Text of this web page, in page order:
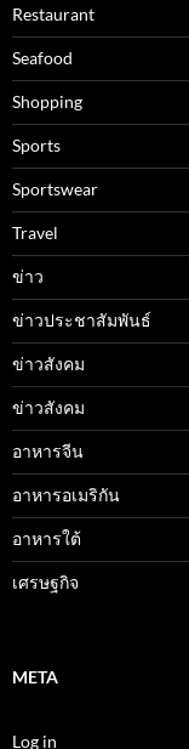
Restaurant
Seafood
Shopping
Sports
Sportswear
Travel
ข่าว
ข่าวประชาสัมพันธ์
ข่าวสังคม
ข่าวสังคม
อาหารจีน
อาหารอเมริกัน
อาหารใต้
เศรษฐกิจ
META
Log in